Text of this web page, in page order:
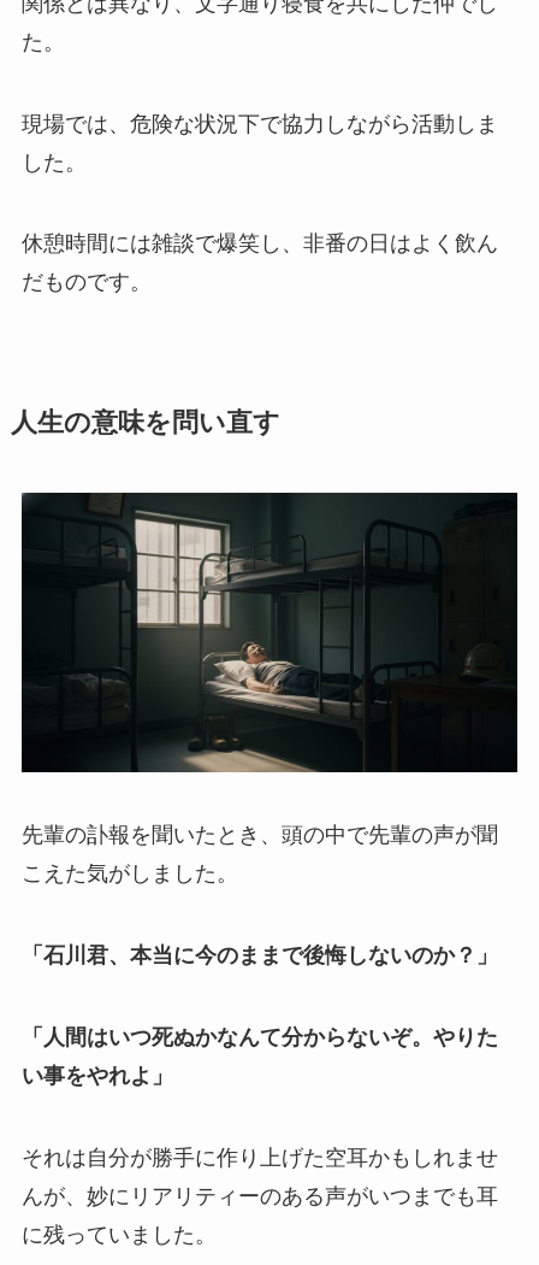
た。
現場では、危険な状況下で協力しながら活動しま
した。
休憩時間には雑談で爆笑し、非番の日はよく飲ん
だものです。
人生の意味を問い直す
先輩の訃報を聞いたとき、頭の中で先輩の声が聞
こえた気がしました。
「石川君、本当に今のままで後悔しないのか？」
「人間はいつ死ぬかなんて分からないぞ。やりた
い事をやれよ」
それは自分が勝手に作り上げた空耳かもしれませ
んが、妙にリアリティーのある声がいつまでも耳
に残っていました。